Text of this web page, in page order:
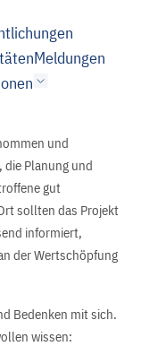
Meldungen
und
Planung und
gut
sollten das Projekt
informiert,
der Wertschöpfung
Bedenken mit sich.
wissen: